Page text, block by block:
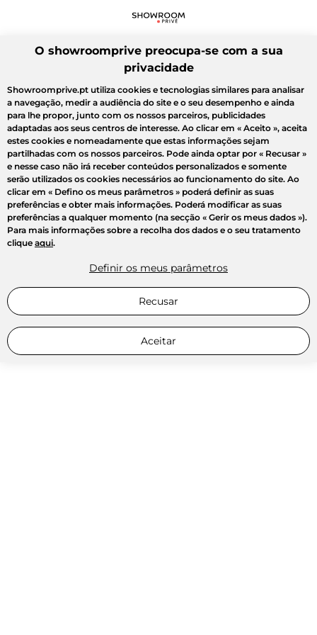
O showroomprive preocupa-se com a sua
privacidade
Showroomprive.pt utiliza cookies e tecnologias similares para analisar
a navegação, medir a audiência do site e o seu desempenho e ainda
para lhe propor, junto com os nossos parceiros, publicidades
adaptadas aos seus centros de interesse. Ao clicar em « Aceito », aceita
estes cookies e nomeadamente que estas informações sejam
partilhadas com os nossos parceiros. Pode ainda optar por « Recusar »
e nesse caso não irá receber conteúdos personalizados e somente
serão utilizados os cookies necessários ao funcionamento do site. Ao
clicar em « Defino os meus parâmetros » poderá definir as suas
preferências e obter mais informações. Poderá modificar as suas
preferências a qualquer momento (na secção « Gerir os meus dados »).
Para mais informações sobre a recolha dos dados e o seu tratamento
clique aqui.
Definir os meus parâmetros
Recusar
Aceitar